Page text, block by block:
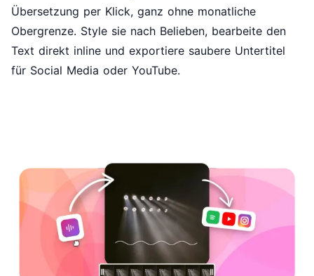
Übersetzung per Klick, ganz ohne monatliche
Obergrenze. Style sie nach Belieben, bearbeite den
Text direkt inline und exportiere saubere Untertitel
für Social Media oder YouTube.